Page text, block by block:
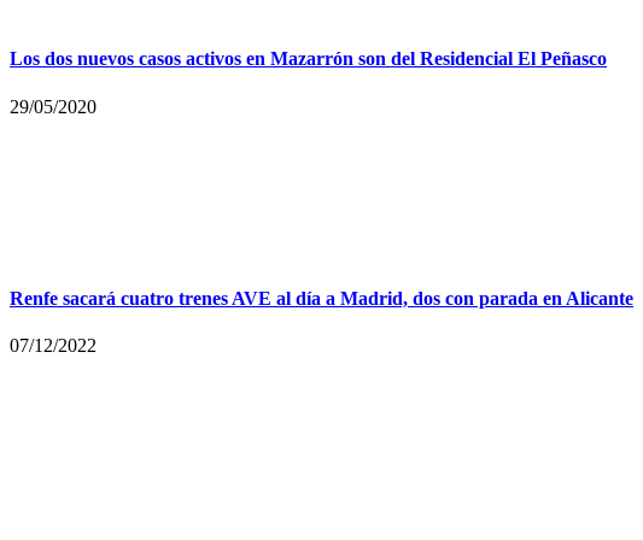
Los dos nuevos casos activos en Mazarrón son del Residencial El Peñasco
29/05/2020
Renfe sacará cuatro trenes AVE al día a Madrid, dos con parada en Alicante
07/12/2022